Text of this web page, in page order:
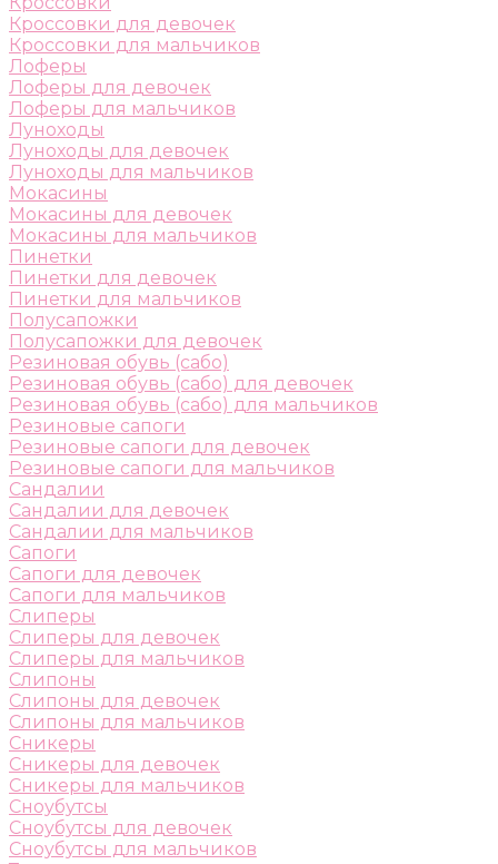
Кроссовки для девочек
Кроссовки для мальчиков
Лоферы
Лоферы для девочек
Лоферы для мальчиков
Луноходы
Луноходы для девочек
Луноходы для мальчиков
Мокасины
Мокасины для девочек
Мокасины для мальчиков
Пинетки
Пинетки для девочек
Пинетки для мальчиков
Полусапожки
Полусапожки для девочек
Резиновая обувь (сабо)
Резиновая обувь (сабо) для девочек
Резиновая обувь (сабо) для мальчиков
Резиновые сапоги
Резиновые сапоги для девочек
Резиновые сапоги для мальчиков
Сандалии
Сандалии для девочек
Сандалии для мальчиков
Сапоги
Сапоги для девочек
Сапоги для мальчиков
Слиперы
Слиперы для девочек
Слиперы для мальчиков
Слипоны
Слипоны для девочек
Слипоны для мальчиков
Сникеры
Сникеры для девочек
Сникеры для мальчиков
Сноубутсы
Сноубутсы для девочек
Сноубутсы для мальчиков